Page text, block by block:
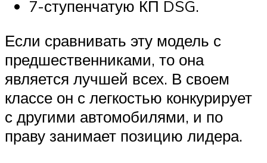
7-ступенчатую КП DSG.
Если сравнивать эту модель с
предшественниками, то она
является лучшей всех. В своем
классе он с легкостью конкурирует
с другими автомобилями, и по
праву занимает позицию лидера.